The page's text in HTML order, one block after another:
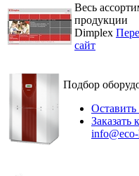
Весь
продукции
Dimplex
сайт
Подбор
Оставить
Заказать